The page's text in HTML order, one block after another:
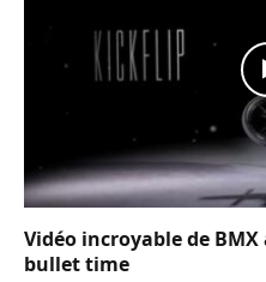
Vidéo incroyable de
bullet time